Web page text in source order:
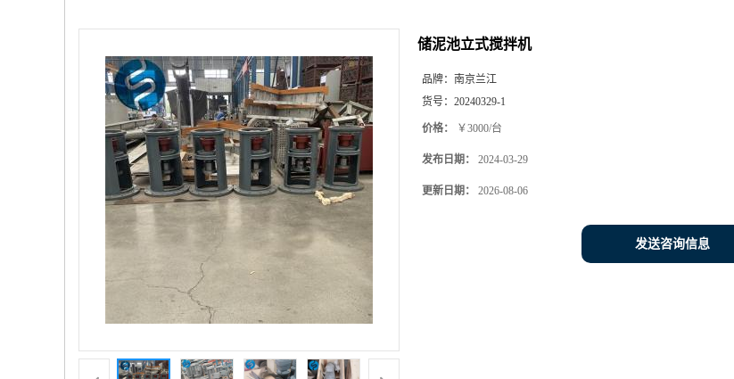
储泥池立式搅拌机
品牌： 南京兰江
货号： 20240329-1
价格： ￥3000/台
发布日期： 2024-03-29
更新日期： 2026-08-06
发送咨询信息